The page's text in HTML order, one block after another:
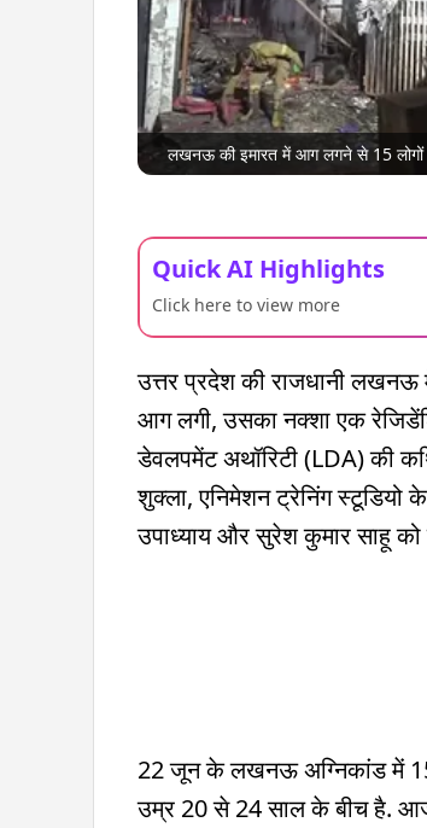
लखनऊ की इमारत में आग लगने से 15
Quick AI Highlights
Click here to view more
उत्तर प्रदेश की राजधानी
आग लगी, उसका नक्शा एक
डेवलपमेंट अथॉरिटी (LDA) की
शुक्ला, एनिमेशन ट्रेनिंग स्टूडियो
उपाध्याय और सुरेश कुमार साहू को
22 जून के लखनऊ अग्निकांड में 15
उम्र 20 से 24 साल के बीच है.